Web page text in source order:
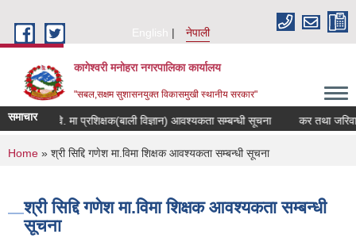
English
नेपाली
कागेश्वरी मनोहरा नगरपालिका कार्यालय
"सबल,सक्षम सुशासनयुक्त विकासमुखी स्थानीय सरकार"
समाचार
मा.वि. मा प्रशिक्षक(बाली विज्ञान) आवश्यकता सम्बन्धी सूचना कर तथा जरिवाना
You are here
Home » श्री सिद्दि गणेश मा.विमा शिक्षक आवश्यकता सम्बन्धी सूचना
श्री सिद्दि गणेश मा.विमा शिक्षक आवश्यकता सम्बन्धी
सूचना